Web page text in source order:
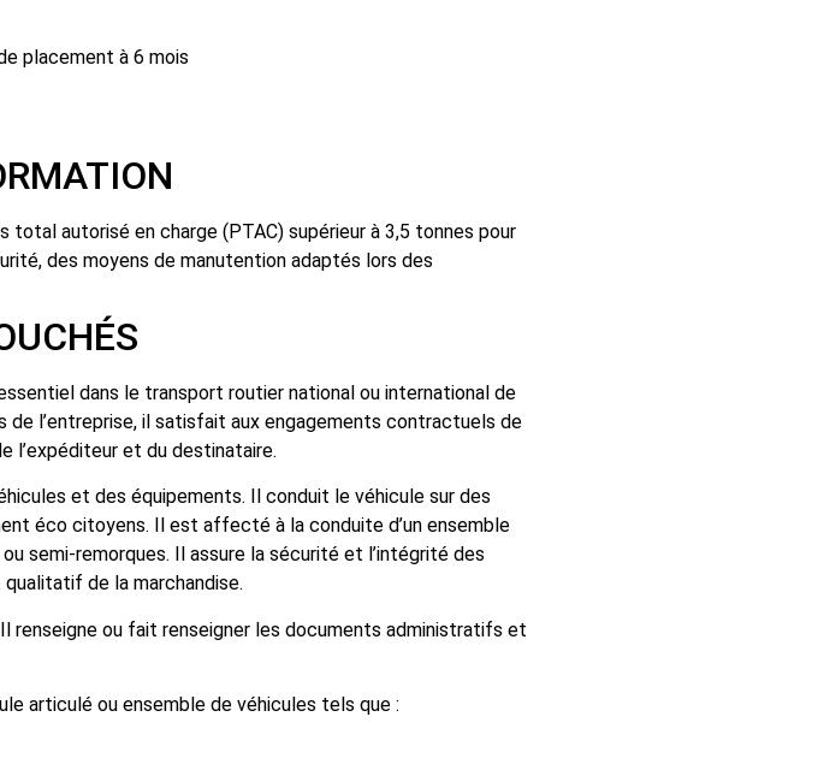
placement à 6 mois
total autorisé en charge (PTAC) supérieur à 3,5 tonnes pour
des moyens de manutention adaptés lors des
dans le transport routier national ou international de
l’entreprise, il satisfait aux engagements contractuels de
l’expéditeur et du destinataire.
et des équipements. Il conduit le véhicule sur des
éco citoyens. Il est affecté à la conduite d’un ensemble
semi-remorques. Il assure la sécurité et l’intégrité des
de la marchandise.
renseigne ou fait renseigner les documents administratifs et
articulé ou ensemble de véhicules tels que :